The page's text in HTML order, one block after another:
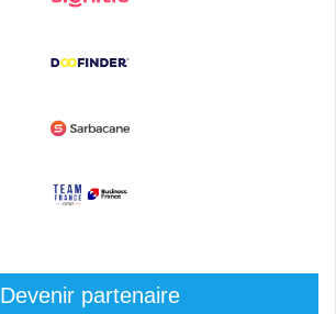
Devenir partenaire